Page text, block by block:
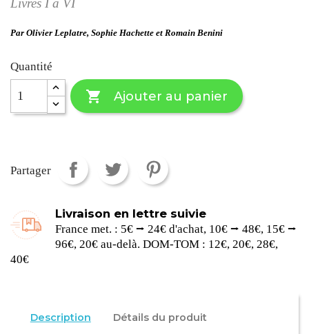
Livres I à VI
Par Olivier Leplatre, Sophie Hachette et Romain Benini
Quantité
 Ajouter au panier
Partager
Livraison en lettre suivie
France met. : 5€ ⭢ 24€ d'achat, 10€ ⭢ 48€, 15€ ⭢
96€, 20€ au-delà. DOM-TOM : 12€, 20€, 28€,
40€
Description
Détails du produit